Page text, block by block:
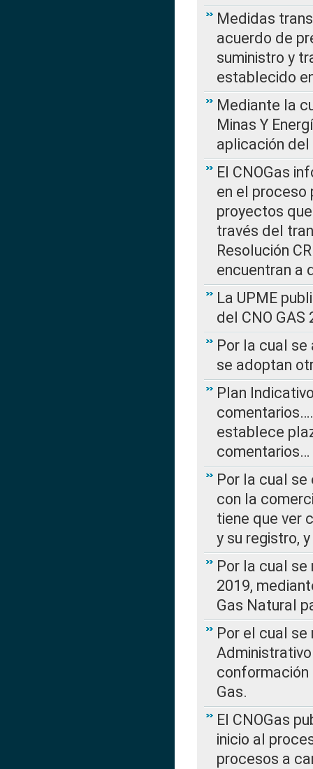
Medidas
acuerdo de
suministro y
establecido
Mediante la
Minas Y
aplicación
El CNOGas
en el proceso
proyectos
través del
Resolución
encuentran a
La UPME
del CNO
Por la cual
se adoptan
Plan
establece
comentarios…
Por la cual
con la
tiene que ver
y su registro,
Por la cual
2019,
Gas Natural
Por el cual
conformación
Gas.
El CNOGas
inicio al
procesos a